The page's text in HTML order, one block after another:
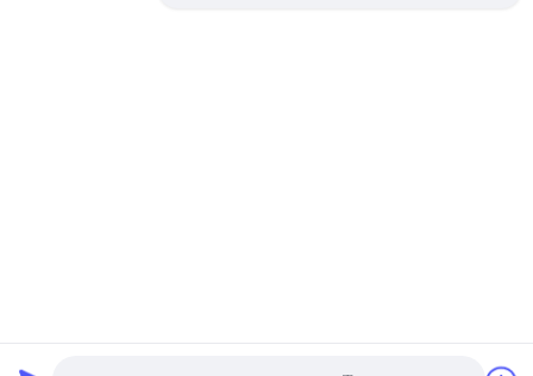
الصين جودة جيدة موصلات كابل دائرية المورد. حقوق الطبع والنشر ©